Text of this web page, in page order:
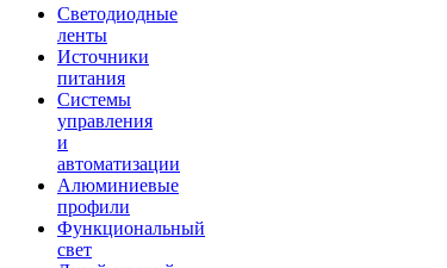
Светодиодные
ленты
Источники
питания
Системы
управления
и
автоматизации
Алюминиевые
профили
Функциональный
свет